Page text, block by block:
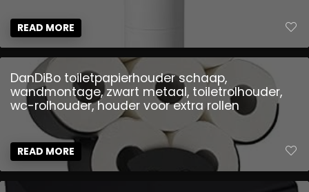
READ MORE
DanDiBo toiletpapierhouder schaap,
wandmontage, zwart metaal, toiletrolhouder,
wc-rolhouder, houder voor extra rollen
READ MORE